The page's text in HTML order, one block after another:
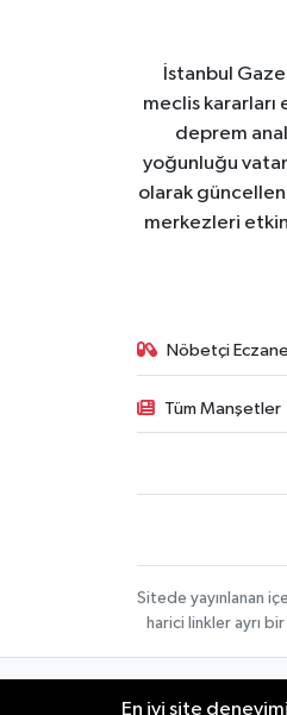
İstanbul
meclis
deprem
yoğunluğu
olarak
merkezleri
Nöbetçi
Tüm Manşetler
Sitede yayınlanan
harici linkler ayrı
En iyi site